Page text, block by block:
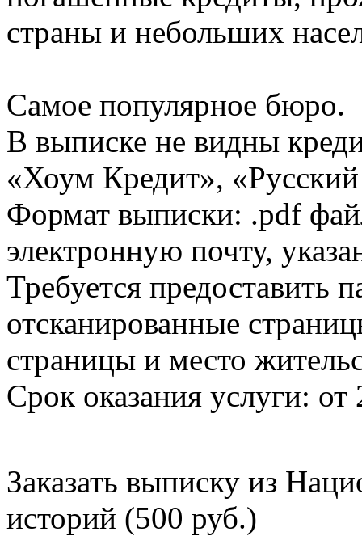
страны и небольших
Самое популярное бюро.
В выписке не видны
«Хоум Кредит»,
Формат выписки: .pdf
электронную почту,
Требуется предоставить
отсканированные
страницы и место
Срок оказания услуги: от
Заказать выписку из
историй (500 руб.)